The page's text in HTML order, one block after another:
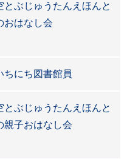
とぶじゅうたんえほんと
はなし会
ちにち図書館員
とぶじゅうたんえほんと
子おはなし会